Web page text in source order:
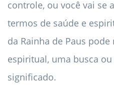
controle, ou você vai se
termos de saúde e
da Rainha de Paus
espiritual, uma busca
significado.